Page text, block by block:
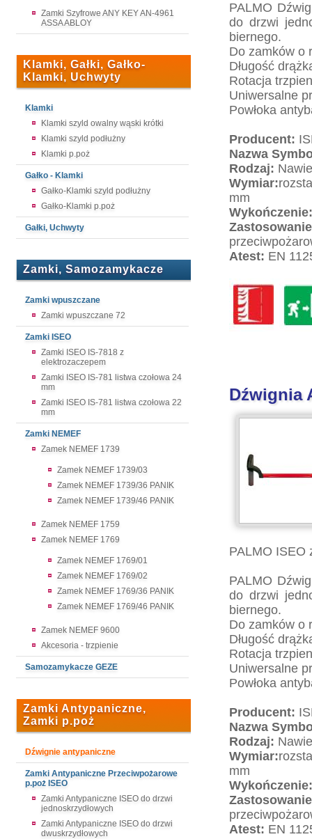
Zamki Szyfrowe ANY KEY AN-4961
ASSA ABLOY
Klamki, Gałki, Gałko-
Klamki, Uchwyty
Klamki
Klamki szyld owalny wąski krótki
Klamki szyld podłużny
Klamki p.poż
Gałko - Klamki
Gałko-Klamki szyld podłużny
Gałko-Klamki p.poż
Gałki, Uchwyty
Zamki, Samozamykacze
Zamki wpuszczane
Zamki wpuszczane 72
Zamki ISEO
Zamki ISEO IS-7818 z
elektrozaczepem
Zamki ISEO IS-781 listwa czołowa 24
mm
Zamki ISEO IS-781 listwa czołowa 22
mm
Zamki NEMEF
Zamek NEMEF 1739
Zamek NEMEF 1739/03
Zamek NEMEF 1739/36 PANIK
Zamek NEMEF 1739/46 PANIK
Zamek NEMEF 1759
Zamek NEMEF 1769
Zamek NEMEF 1769/01
Zamek NEMEF 1769/02
Zamek NEMEF 1769/36 PANIK
Zamek NEMEF 1769/46 PANIK
Zamek NEMEF 9600
Akcesoria - trzpienie
Samozamykacze GEZE
Zamki Antypaniczne,
Zamki p.poż
Dźwignie antypaniczne
Zamki Antypaniczne Przeciwpożarowe
p.poż ISEO
Zamki Antypaniczne ISEO do drzwi
jednoskrzydłowych
Zamki Antypaniczne ISEO do drzwi
dwuskrzydłowych
PALMO
do drzwi
biernego.
Do zamków o
Długość
Rotacja
Uniwersalne
Powłoka
Producent:
Nazwa
Rodzaj:
Wymiar:
mm
Wykończenie:
Atest: EN
Dźwignia
PALMO ISEO
PALMO
do drzwi
biernego.
Do zamków o
Długość
Rotacja
Uniwersalne
Powłoka
Producent:
Nazwa
Rodzaj:
Wymiar:
mm
Wykończenie:
Atest: EN